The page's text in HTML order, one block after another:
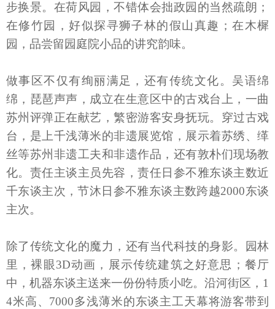
步换景。在荷风园，不错体会拙政园的当然疏朗；
在修竹园，好似探寻狮子林的假山真趣；在木樨
园，品尝留园庭院小品的讲究韵味。
做事区不仅有绚丽满足，还有传统文化。吴语绵
绵，琵琶声声，成立在生意区中的古戏台上，一曲
苏州评弹正在献艺，繁密游客安身抚玩。穿过古戏
台，是上千浅薄米的非遗展览馆，展示着苏绣、缂
丝等苏州非遗工夫和非遗作品，还有敦朴们现场教
化。责任主谈主员先容，责任日参不雅东谈主数近
千东谈主次，节沐日参不雅东谈主数跨越2000东谈
主次。
除了传统文化的魔力，还有当代科技的身影。园林
里，裸眼3D动画，展示传统建筑之好意思；餐厅
中，机器东谈主送来一份份特质小吃。沿河街区，1
4米高、7000多浅薄米的东谈主工天幕将游客带到